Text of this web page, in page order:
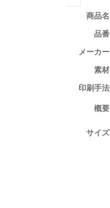
商品名
品番
メーカー
素材
印刷手法
概要
サイズ